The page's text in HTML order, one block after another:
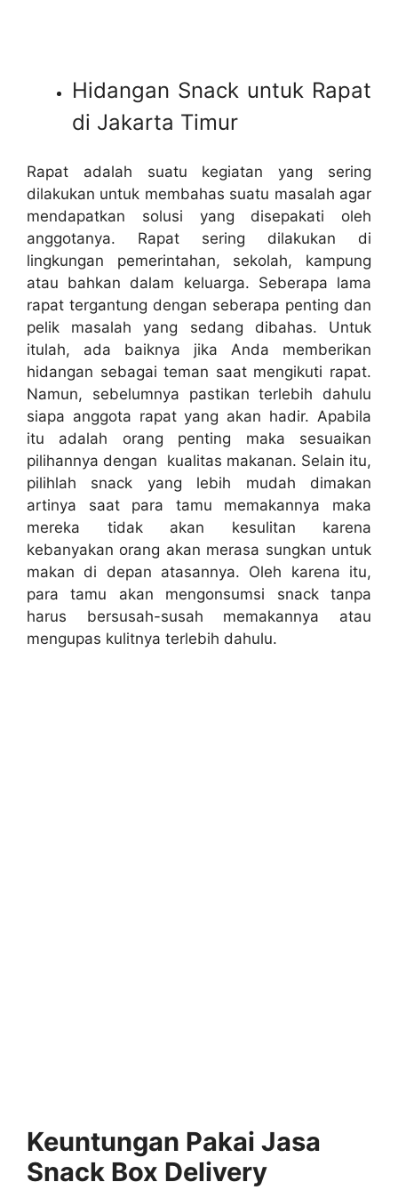
Hidangan Snack untuk Rapat
di Jakarta Timur
Rapat adalah suatu kegiatan yang sering
dilakukan untuk membahas suatu masalah agar
mendapatkan solusi yang disepakati oleh
anggotanya. Rapat sering dilakukan di
lingkungan pemerintahan, sekolah, kampung
atau bahkan dalam keluarga. Seberapa lama
rapat tergantung dengan seberapa penting dan
pelik masalah yang sedang dibahas. Untuk
itulah, ada baiknya jika Anda memberikan
hidangan sebagai teman saat mengikuti rapat.
Namun, sebelumnya pastikan terlebih dahulu
siapa anggota rapat yang akan hadir. Apabila
itu adalah orang penting maka sesuaikan
pilihannya dengan kualitas makanan. Selain itu,
pilihlah snack yang lebih mudah dimakan
artinya saat para tamu memakannya maka
mereka tidak akan kesulitan karena
kebanyakan orang akan merasa sungkan untuk
makan di depan atasannya. Oleh karena itu,
para tamu akan mengonsumsi snack tanpa
harus bersusah-susah memakannya atau
mengupas kulitnya terlebih dahulu.
Keuntungan Pakai Jasa
Snack Box Delivery